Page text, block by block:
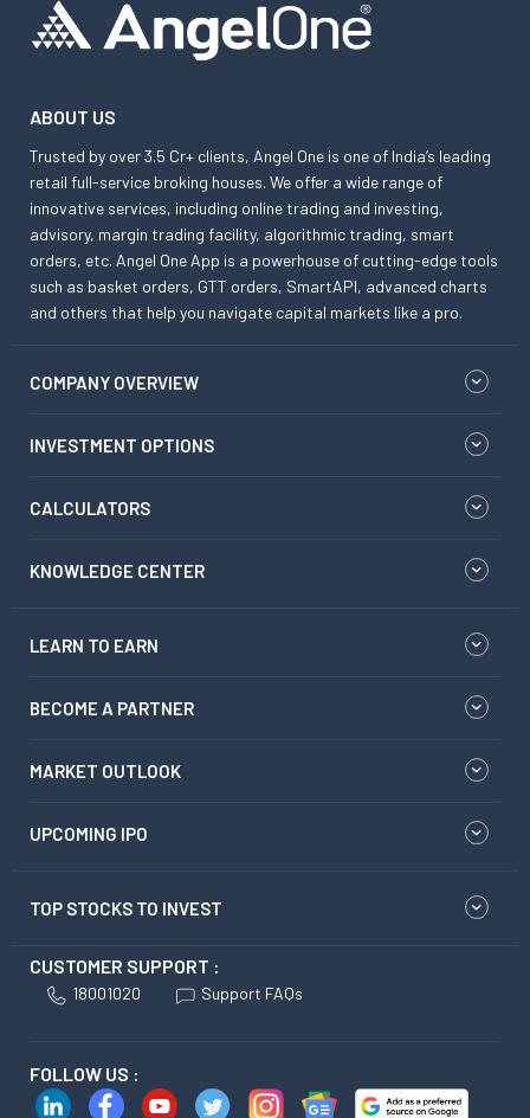
ABOUT US
Trusted by over 3.5 Cr+ clients, Angel One is one of India’s leading
retail full-service broking houses. We offer a wide range of
innovative services, including online trading and investing,
advisory, margin trading facility, algorithmic trading, smart
orders, etc. Angel One App is a powerhouse of cutting-edge tools
such as basket orders, GTT orders, SmartAPI, advanced charts
and others that help you navigate capital markets like a pro.
COMPANY OVERVIEW
INVESTMENT OPTIONS
CALCULATORS
KNOWLEDGE CENTER
LEARN TO EARN
BECOME A PARTNER
MARKET OUTLOOK
UPCOMING IPO
TOP STOCKS TO INVEST
CUSTOMER SUPPORT :
18001020 Support FAQs
FOLLOW US :